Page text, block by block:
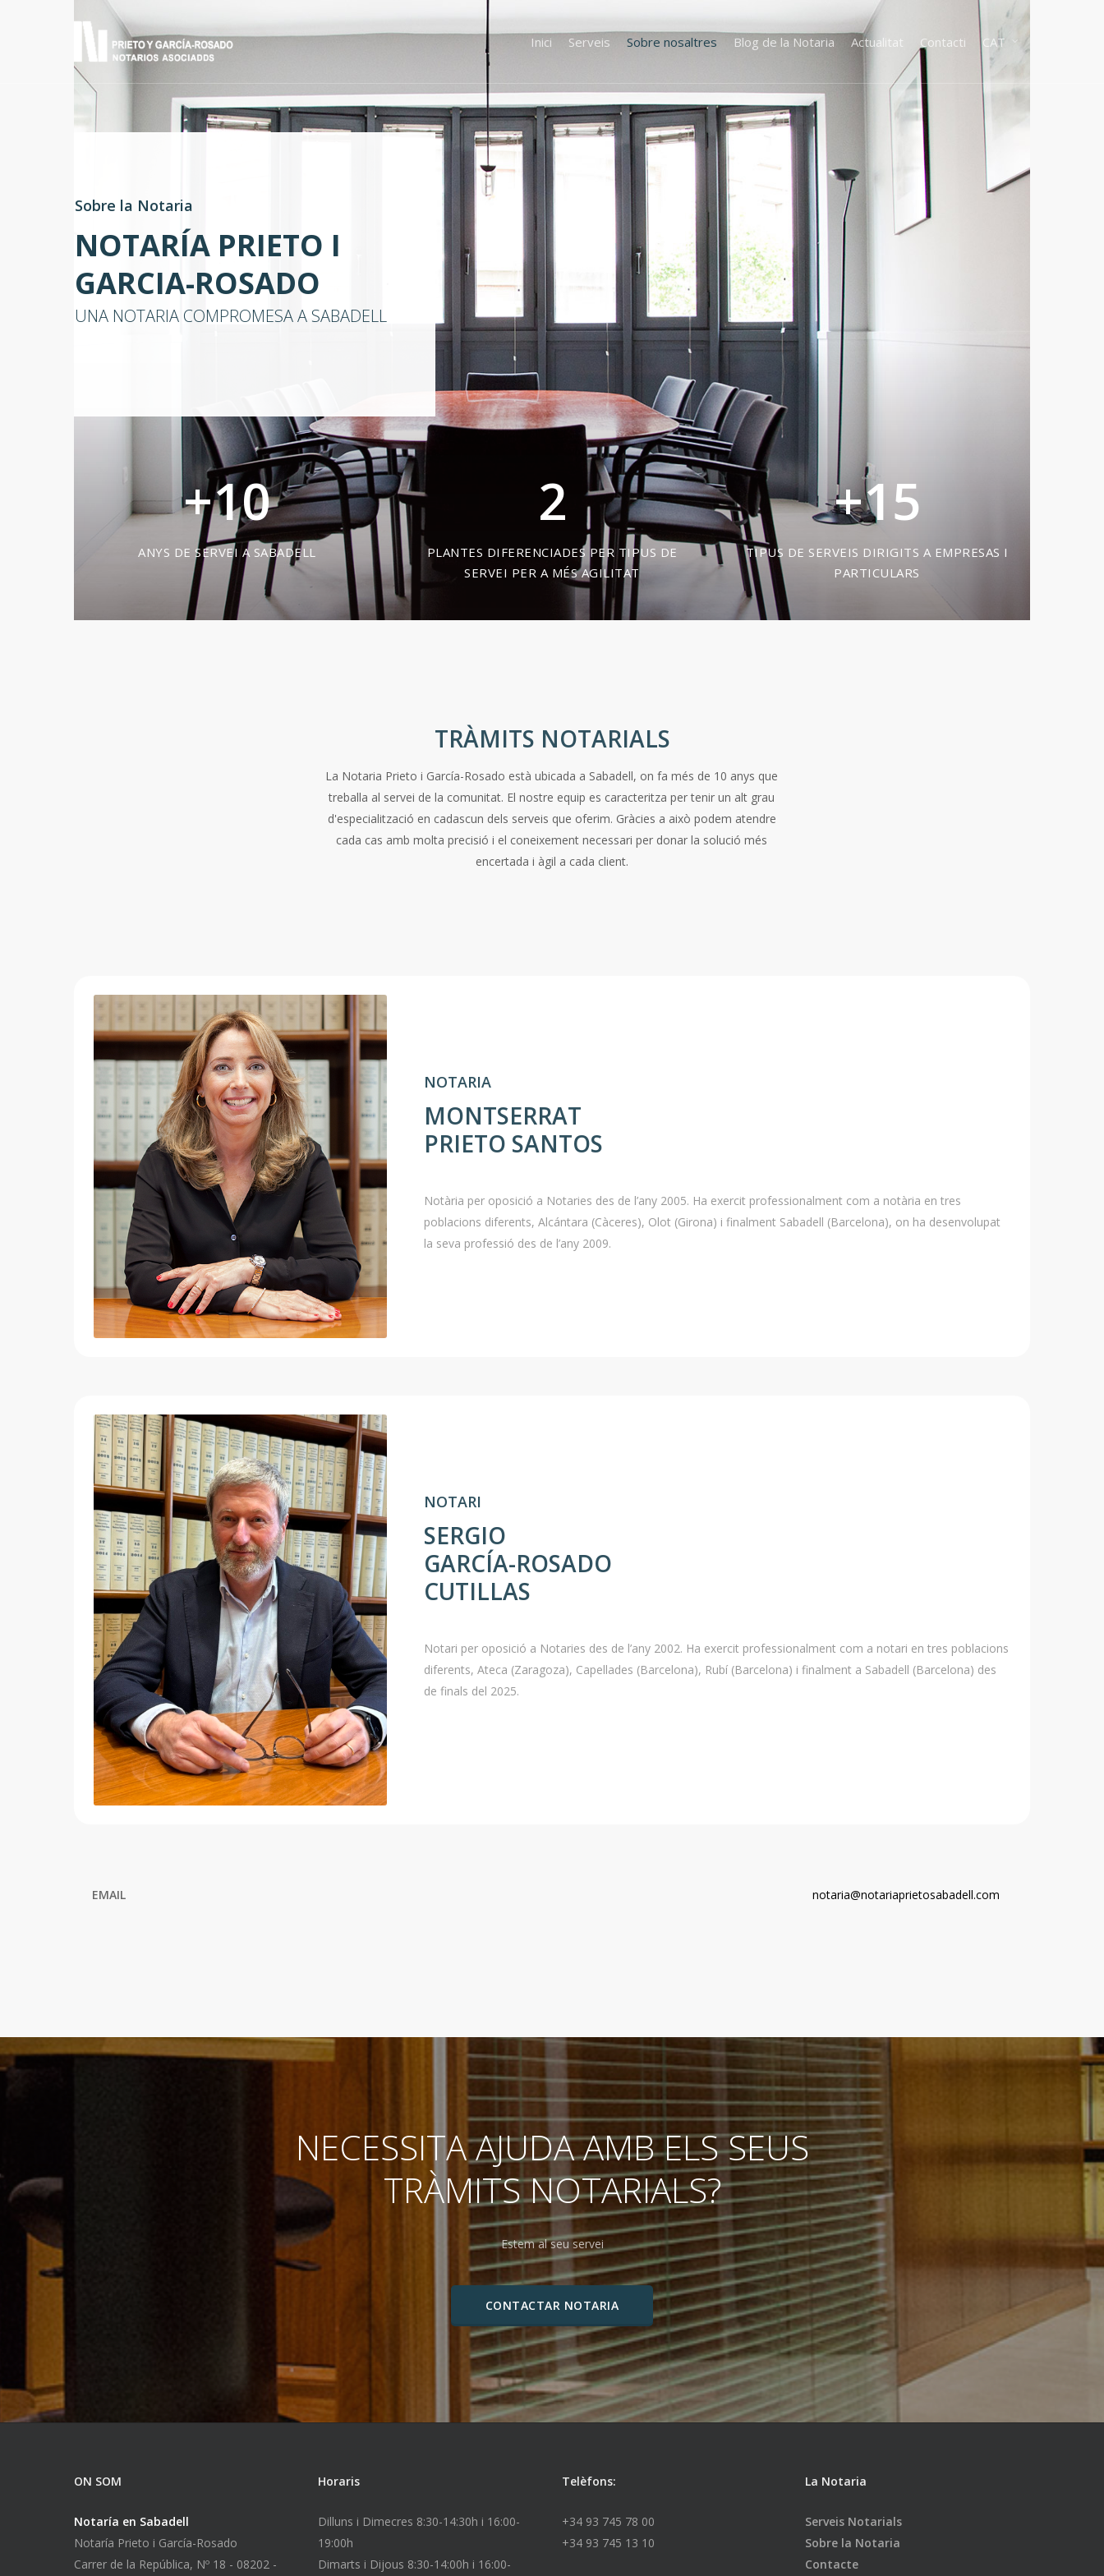
Inici Serveis Sobre nosaltres Blog de la Notaria Actualitat Contacti CAT
Sobre la Notaria
NOTARÍA PRIETO I
GARCIA-ROSADO
UNA NOTARIA COMPROMESA A SABADELL
+10
ANYS DE SERVEI A SABADELL
2
PLANTES DIFERENCIADES PER TIPUS DE
SERVEI PER A MÉS AGILITAT
+15
TIPUS DE SERVEIS DIRIGITS A EMPRESAS I
PARTICULARS
TRÀMITS NOTARIALS
La Notaria Prieto i García-Rosado està ubicada a Sabadell, on fa més de 10 anys que
treballa al servei de la comunitat. El nostre equip es caracteritza per tenir un alt grau
d'especialització en cadascun dels serveis que oferim. Gràcies a això podem atendre
cada cas amb molta precisió i el coneixement necessari per donar la solució més
encertada i àgil a cada client.
NOTARIA
MONTSERRAT
PRIETO SANTOS
Notària per oposició a Notaries des de l’any 2005. Ha exercit professionalment com a notària en tres
poblacions diferents, Alcántara (Càceres), Olot (Girona) i finalment Sabadell (Barcelona), on ha desenvolupat
la seva professió des de l’any 2009.
NOTARI
SERGIO
GARCÍA-ROSADO
CUTILLAS
Notari per oposició a Notaries des de l’any 2002. Ha exercit professionalment com a notari en tres poblacions
diferents, Ateca (Zaragoza), Capellades (Barcelona), Rubí (Barcelona) i finalment a Sabadell (Barcelona) des
de finals del 2025.
EMAIL notaria@notariaprietosabadell.com
NECESSITA AJUDA AMB ELS SEUS
TRÀMITS NOTARIALS?
Estem al seu servei
CONTACTAR NOTARIA
ON SOM
Notaría en Sabadell
Notaría Prieto i García-Rosado
Carrer de la República, Nº 18 - 08202 -
Horaris
Dilluns i Dimecres 8:30-14:30h i 16:00-
19:00h
Dimarts i Dijous 8:30-14:00h i 16:00-
Telèfons:
+34 93 745 78 00
+34 93 745 13 10
La Notaria
Serveis Notarials
Sobre la Notaria
Contacte